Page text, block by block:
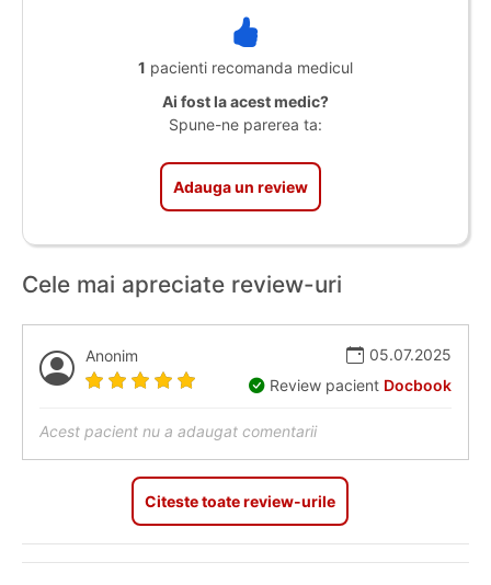
1 pacienti recomanda medicul
Ai fost la acest medic?
Spune-ne parerea ta:
Adauga un review
Cele mai apreciate review-uri
Anonim
05.07.2025
Review pacient Docbook
Acest pacient nu a adaugat comentarii
Citeste toate review-urile